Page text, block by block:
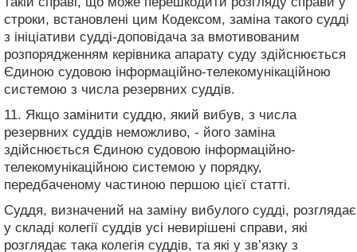
строки, встановлені цим Кодексом, заміна такого судді
з ініціативи судді-доповідача за вмотивованим
розпорядженням керівника апарату суду здійснюється
Єдиною судовою інформаційно-телекомунікаційною
системою з числа резервних суддів.
11. Якщо замінити суддю, який вибув, з числа
резервних суддів неможливо, - його заміна
здійснюється Єдиною судовою інформаційно-
телекомунікаційною системою у порядку,
передбаченому частиною першою цієї статті.
Суддя, визначений на заміну вибулого судді, розглядає
у складі колегії суддів усі невирішені справи, які
розглядає така колегія суддів, та які у зв’язку з